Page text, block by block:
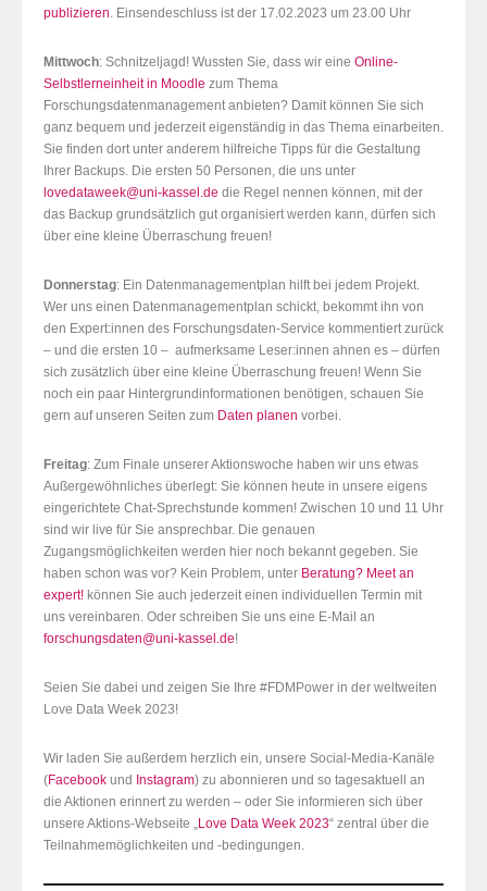
publizieren . Einsendeschluss ist der 17.02.2023 um 23.00 Uhr
Mittwoch: Schnitzeljagd! Wussten Sie, dass wir eine Online-
Selbstlerneinheit in Moodle zum Thema
Forschungsdatenmanagement anbieten? Damit können Sie sich
ganz bequem und jederzeit eigenständig in das Thema einarbeiten.
Sie finden dort unter anderem hilfreiche Tipps für die Gestaltung
Ihrer Backups. Die ersten 50 Personen, die uns unter
lovedataweek@uni-kassel.de die Regel nennen können, mit der
das Backup grundsätzlich gut organisiert werden kann, dürfen sich
über eine kleine Überraschung freuen!
Donnerstag: Ein Datenmanagementplan hilft bei jedem Projekt.
Wer uns einen Datenmanagementplan schickt, bekommt ihn von
den Expert:innen des Forschungsdaten-Service kommentiert zurück
– und die ersten 10 – aufmerksame Leser:innen ahnen es – dürfen
sich zusätzlich über eine kleine Überraschung freuen! Wenn Sie
noch ein paar Hintergrundinformationen benötigen, schauen Sie
gern auf unseren Seiten zum Daten planen vorbei.
Freitag: Zum Finale unserer Aktionswoche haben wir uns etwas
Außergewöhnliches überlegt: Sie können heute in unsere eigens
eingerichtete Chat-Sprechstunde kommen! Zwischen 10 und 11 Uhr
sind wir live für Sie ansprechbar. Die genauen
Zugangsmöglichkeiten werden hier noch bekannt gegeben. Sie
haben schon was vor? Kein Problem, unter Beratung? Meet an
expert! können Sie auch jederzeit einen individuellen Termin mit
uns vereinbaren. Oder schreiben Sie uns eine E-Mail an
forschungsdaten@uni-kassel.de!
Seien Sie dabei und zeigen Sie Ihre #FDMPower in der weltweiten
Love Data Week 2023!
Wir laden Sie außerdem herzlich ein, unsere Social-Media-Kanäle
(Facebook und Instagram) zu abonnieren und so tagesaktuell an
die Aktionen erinnert zu werden – oder Sie informieren sich über
unsere Aktions-Webseite „ Love Data Week 2023“ zentral über die
Teilnahmemöglichkeiten und -bedingungen.